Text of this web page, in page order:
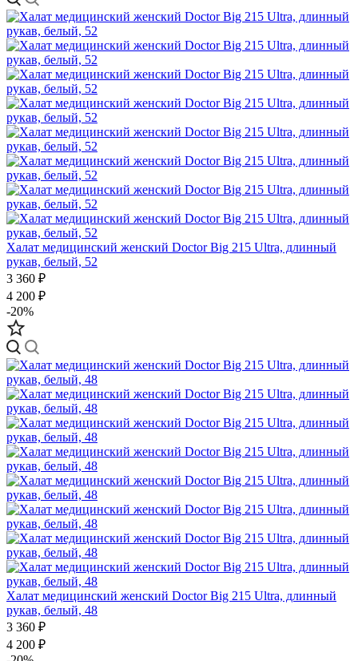
Халат медицинский женский Doctor Big 215 Ultra, длинный
рукав, белый, 52
3 360 ₽
4 200 ₽
-20%
Халат медицинский женский Doctor Big 215 Ultra, длинный
рукав, белый, 48
3 360 ₽
4 200 ₽